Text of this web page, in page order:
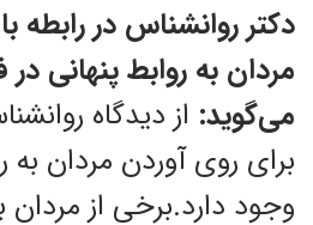
دکتر روانشناس در رابطه
مردان به روابط پنهانی
می‌گوید: از دیدگاه
برای روی آوردن مردان به
وجود دارد.برخی از مردان